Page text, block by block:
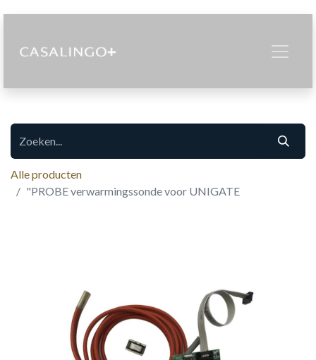
Alle producten
"PROBE verwarmingssonde voor UNIGATE